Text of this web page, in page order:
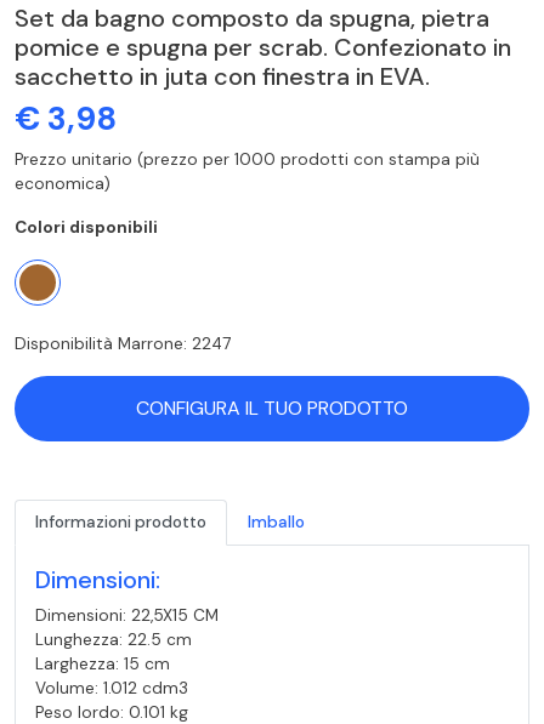
Set da bagno composto da spugna, pietra
pomice e spugna per scrab. Confezionato in
sacchetto in juta con finestra in EVA.
€ 3,98
Prezzo unitario (prezzo per 1000 prodotti con stampa più
economica)
Colori disponibili
Disponibilità Marrone: 2247
CONFIGURA IL TUO PRODOTTO
Informazioni prodotto Imballo
Dimensioni:
Dimensioni: 22,5X15 CM
Lunghezza: 22.5 cm
Larghezza: 15 cm
Volume: 1.012 cdm3
Peso lordo: 0.101 kg